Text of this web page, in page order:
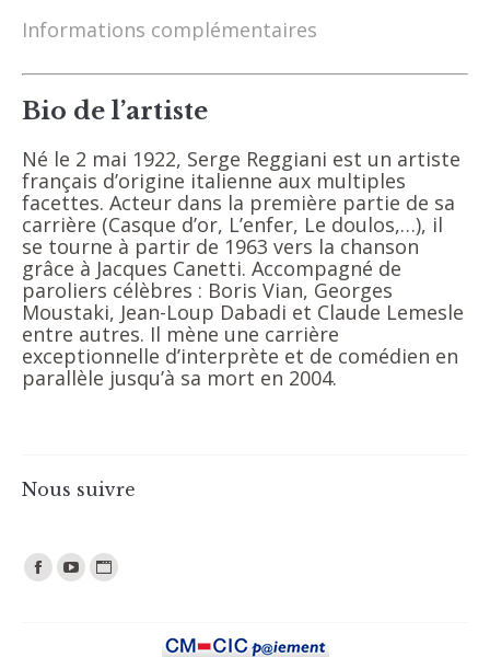
Informations complémentaires
Bio de l’artiste
Né le 2 mai 1922, Serge Reggiani est un artiste
français d’origine italienne aux multiples
facettes. Acteur dans la première partie de sa
carrière (Casque d’or, L’enfer, Le doulos,…), il
se tourne à partir de 1963 vers la chanson
grâce à Jacques Canetti. Accompagné de
paroliers célèbres : Boris Vian, Georges
Moustaki, Jean-Loup Dabadi et Claude Lemesle
entre autres. Il mène une carrière
exceptionnelle d’interprète et de comédien en
parallèle jusqu’à sa mort en 2004.
Nous suivre
Trouvez nous sur :
Facebook
YouTube
Site